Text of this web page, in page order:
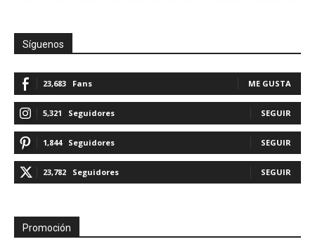
Síguenos
23,683 Fans ME GUSTA
5,321 Seguidores SEGUIR
1,844 Seguidores SEGUIR
23,782 Seguidores SEGUIR
Promoción